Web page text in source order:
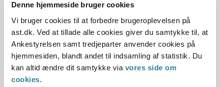
Denne hjemmeside bruger cookies
Vi bruger cookies til at forbedre brugeroplevelsen på
ast.dk. Ved at tillade alle cookies giver du samtykke til, at
Ankestyrelsen samt tredjeparter anvender cookies på
hjemmesiden, blandt andet til indsamling af statistik. Du
kan altid ændre dit samtykke via vores side om
cookies.
Begrundelsen for afgørelsen
Dato for underskrift